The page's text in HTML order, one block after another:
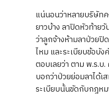
แน่นอนว่าหลายบริษัท
ยาวบ้าง ลาปิดหัวท้าย
ว่าลูกจ้างห้ามลาป่วย
ไหม และระเบียบข้อบั
ตอบเลยว่า ตาม พ.ร.บ
บอกว่าป่วยย่อมลาได้เ
ระเบียบนั้นขัดกับกฎหม